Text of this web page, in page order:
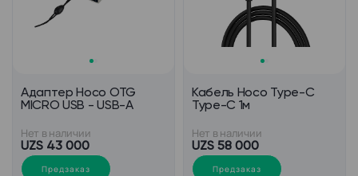
Адаптер Hoco OTG
MICRO USB - USB-A
Нет в наличии
UZS 43 000
Предзаказ
Кабель Hoco Type-C
Type-C 1м
Нет в наличии
UZS 58 000
Предзаказ